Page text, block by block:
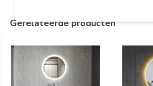
Gerelateerde producten